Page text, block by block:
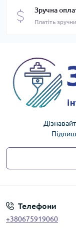
Зручна
Платіть
Телефони
+380675919060